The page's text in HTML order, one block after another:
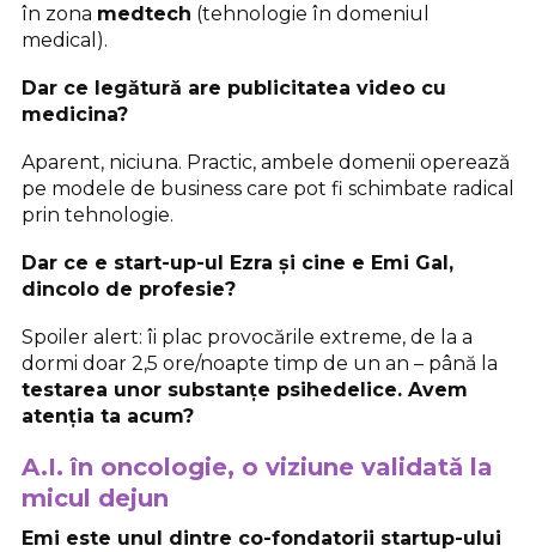
în zona medtech (tehnologie în domeniul
medical).
Dar ce legătură are publicitatea video cu
medicina?
Aparent, niciuna. Practic, ambele domenii operează
pe modele de business care pot fi schimbate radical
prin tehnologie.
Dar ce e start-up-ul Ezra și cine e Emi Gal,
dincolo de profesie?
Spoiler alert: îi plac provocările extreme, de la a
dormi doar 2,5 ore/noapte timp de un an – până la
testarea unor substanțe psihedelice. Avem
atenția ta acum?
A.I. în oncologie, o viziune validată la
micul dejun
Emi este unul dintre co-fondatorii startup-ului